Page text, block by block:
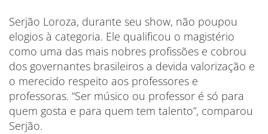
Serjão Loroza, durante seu show, não poupou
elogios à categoria. Ele qualificou o magistério
como uma das mais nobres profissões e cobrou
dos governantes brasileiros a devida valorização e
o merecido respeito aos professores e
professoras. “Ser músico ou professor é só para
quem gosta e para quem tem talento”, comparou
Serjão.